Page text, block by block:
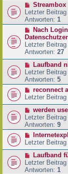
Streambox
Letzter
Antworten: 1
Nach
Letzter
Antworten: 27
Laufband
Letzter
Antworten: 5
reconnect
Letzter
werden
Letzter
Antworten: 9
Letzter
Laufband
Letzter
Antworten: 1